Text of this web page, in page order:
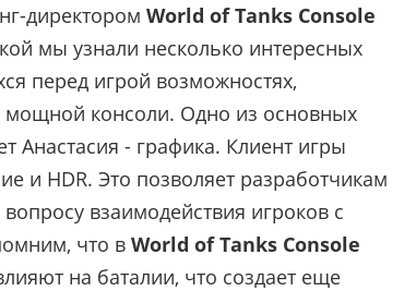
директором World of Tanks Console
мы узнали несколько интересных
перед игрой возможностях,
консоли. Одно из основных
Анастасия - графика. Клиент игры
и HDR. Это позволяет разработчикам
взаимодействия игроков с
что в World of Tanks Console
на баталии, что создает еще